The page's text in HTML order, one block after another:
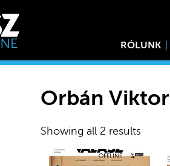
RÓLUNK
Orbán Viktor
Showing all 2 results